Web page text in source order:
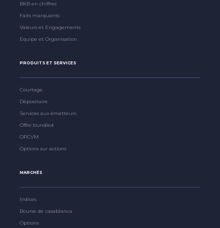
BKB en chiffres
Faits marquants
Valeurs et Engagements
Equipe et Organisation
PRODUITS ET SERVICES
Courtage
Dépositaire
Services aux émetteurs
Offre bundled
OPCVM
Options sur actions
MARCHÉS
Indices
Bourse de casablanca
Options